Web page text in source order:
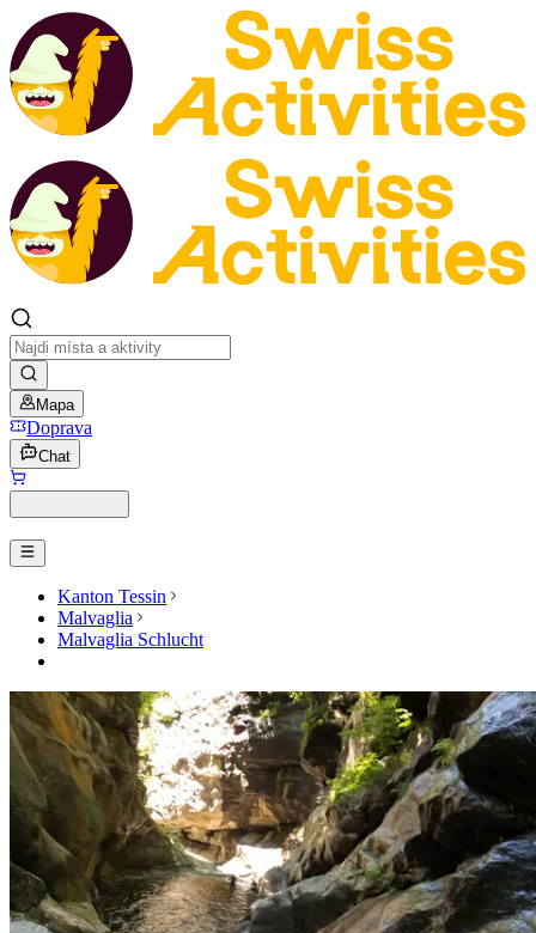
Mapa
Doprava
Chat
Kanton Tessin
Malvaglia
Malvaglia Schlucht